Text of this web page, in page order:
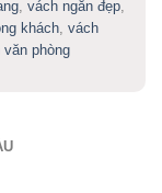
vách ngăn đẹp
khách vách
văn phòng